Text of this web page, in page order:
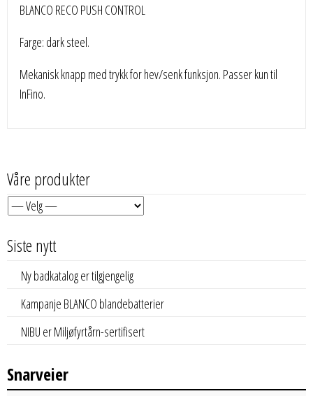
BLANCO RECO PUSH CONTROL
Farge: dark steel.
Mekanisk knapp med trykk for hev/senk funksjon. Passer kun til
InFino.
Våre produkter
Siste nytt
Ny badkatalog er tilgjengelig
Kampanje BLANCO blandebatterier
NIBU er Miljøfyrtårn-sertifisert
Snarveier